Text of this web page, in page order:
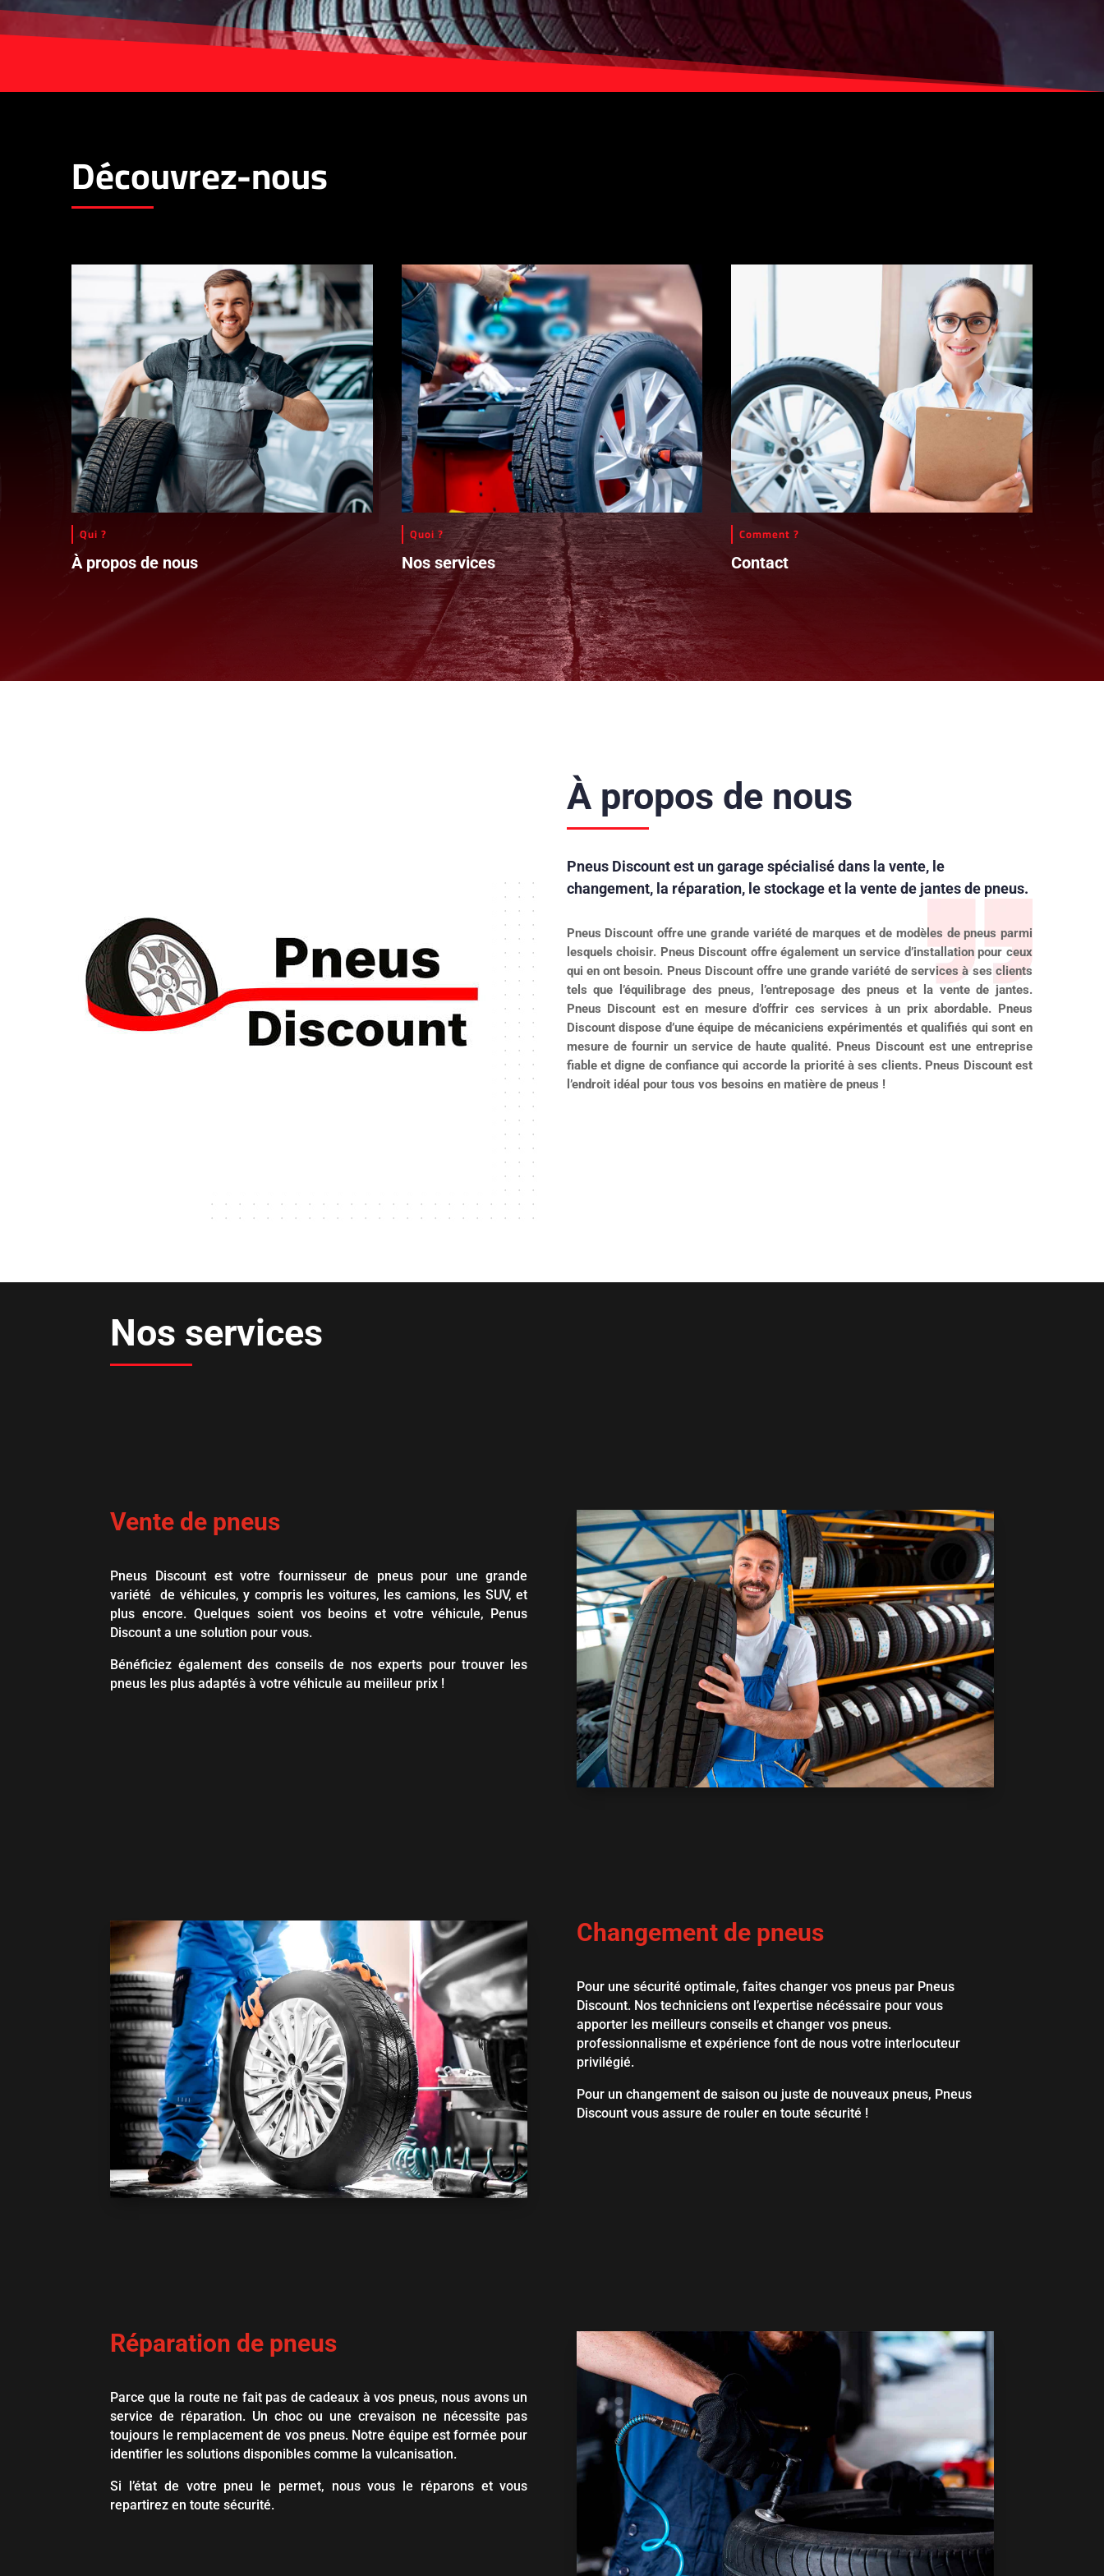
Découvrez-nous
Qui ?
À propos de nous
Quoi ?
Nos services
Comment ?
Contact
À propos de nous
Pneus Discount est un garage spécialisé dans la vente, le
changement, la réparation, le stockage et la vente de jantes de pneus.
Pneus Discount offre une grande variété de marques et de modèles de pneus parmi
lesquels choisir. Pneus Discount offre également un service d’installation pour ceux
qui en ont besoin. Pneus Discount offre une grande variété de services à ses clients
tels que l’équilibrage des pneus, l’entreposage des pneus et la vente de jantes.
Pneus Discount est en mesure d’offrir ces services à un prix abordable. Pneus
Discount dispose d’une équipe de mécaniciens expérimentés et qualifiés qui sont en
mesure de fournir un service de haute qualité. Pneus Discount est une entreprise
fiable et digne de confiance qui accorde la priorité à ses clients. Pneus Discount est
l’endroit idéal pour tous vos besoins en matière de pneus !
Nos services
Vente de pneus
Pneus Discount est votre fournisseur de pneus pour une grande
variété de véhicules, y compris les voitures, les camions, les SUV, et
plus encore. Quelques soient vos beoins et votre véhicule, Penus
Discount a une solution pour vous.
Bénéficiez également des conseils de nos experts pour trouver les
pneus les plus adaptés à votre véhicule au meiileur prix !
Changement de pneus
Pour une sécurité optimale, faites changer vos pneus par Pneus
Discount. Nos techniciens ont l’expertise nécéssaire pour vous
apporter les meilleurs conseils et changer vos pneus.
professionnalisme et expérience font de nous votre interlocuteur
privilégié.
Pour un changement de saison ou juste de nouveaux pneus, Pneus
Discount vous assure de rouler en toute sécurité !
Réparation de pneus
Parce que la route ne fait pas de cadeaux à vos pneus, nous avons un
service de réparation. Un choc ou une crevaison ne nécessite pas
toujours le remplacement de vos pneus. Notre équipe est formée pour
identifier les solutions disponibles comme la vulcanisation.
Si l’état de votre pneu le permet, nous vous le réparons et vous
repartirez en toute sécurité.